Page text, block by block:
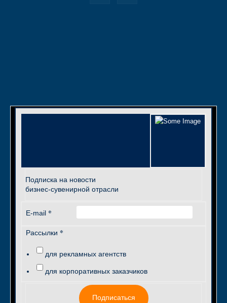
Подписка на новости
бизнес-сувенирной отрасли
E-mail *
Рассылки *
для рекламных агентств
для корпоративных заказчиков
Подписаться